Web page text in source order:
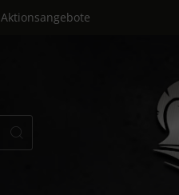
Aktionsangebote